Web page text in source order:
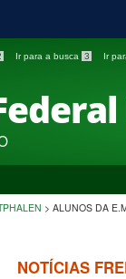
Ir para a busca 3 Ir
> ALUNOS DA
NOTÍCIAS